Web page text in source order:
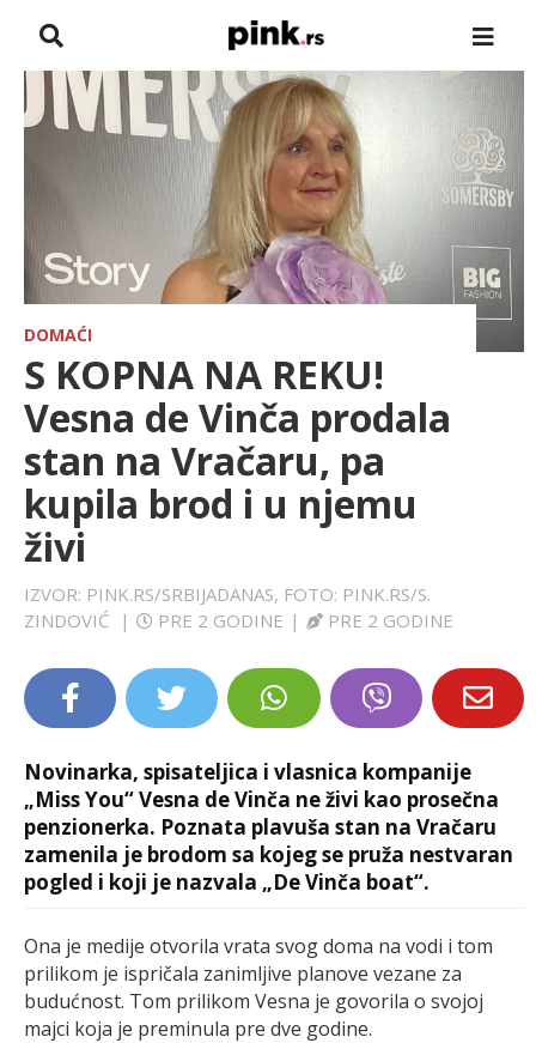
NASLOVNA
SHOWBIZ
HRONIKA
FARMERI
TV
SPORT
LIFESTYLE
EXTRA
DOMAĆI
S KOPNA NA REKU!
Vesna de Vinča prodala
stan na Vračaru, pa
kupila brod i u njemu
živi
IZVOR: PINK.RS/SRBIJADANAS, FOTO: PINK.RS/S.
ZINDOVIĆ
| PRE 2 GODINE | PRE 2 GODINE
Novinarka, spisateljica i vlasnica kompanije
„Miss You“ Vesna de Vinča ne živi kao prosečna
penzionerka. Poznata plavuša stan na Vračaru
zamenila je brodom sa kojeg se pruža nestvaran
pogled i koji je nazvala „De Vinča boat“.
Ona je medije otvorila vrata svog doma na vodi i tom
prilikom je ispričala zanimljive planove vezane za
budućnost. Tom prilikom Vesna je govorila o svojoj
majci koja je preminula pre dve godine.